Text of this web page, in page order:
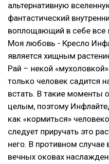
альтернативную
фантастический
воплощающий в себе все
Моя любовь - Кресло
является хищным
Рай – некой
только человек садится
встать. В такие моменты
целым, поэтому
как «кормиться»
следует приручать это
него. В противном
вечных оковах